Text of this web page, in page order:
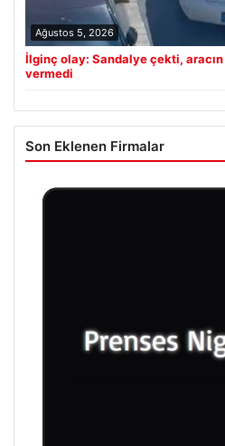
Ağustos 5, 2026
İlginç olay: Sandalye çekti,
vermedi
Son Eklenen Firmalar